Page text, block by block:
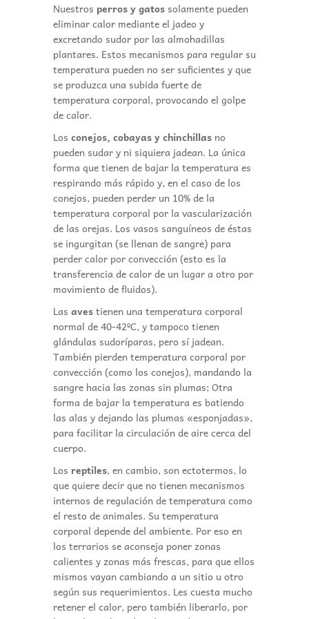
Nuestros perros y gatossolamente pueden
eliminar calor mediante el jadeo y
excretando sudor por las almohadillas
plantares. Estos mecanismos para regular su
temperatura pueden no ser suficientes y que
se produzca una subida fuerte de
temperatura corporal, provocando el golpe
de calor.
Los conejos, cobayas y chinchillasno
pueden sudar y ni siquiera jadean. La única
forma que tienen de bajar la temperatura es
respirando más rápido y, en el caso de los
conejos, pueden perder un 10% de la
temperatura corporal por la vascularización
de las orejas. Los vasos sanguíneos de éstas
se ingurgitan (se llenan de sangre) para
perder calor por convección (esto es la
transferencia de calor de un lugar a otro por
movimiento de fluidos).
Las avestienen una temperatura corporal
normal de 40-42ºC, y tampoco tienen
glándulas sudoríparas, pero sí jadean.
También pierden temperatura corporal por
convección (como los conejos), mandando la
sangre hacia las zonas sin plumas; Otra
forma de bajar la temperatura es batiendo
las alas y dejando las plumas «esponjadas»,
para facilitar la circulación de aire cerca del
cuerpo.
Los reptiles, en cambio, son ectotermos, lo
que quiere decir que no tienen mecanismos
internos de regulación de temperatura como
el resto de animales. Su temperatura
corporal depende del ambiente. Por eso en
los terrarios se aconseja poner zonas
calientes y zonas más frescas, para que ellos
mismos vayan cambiando a un sitio u otro
según sus requerimientos. Les cuesta mucho
retener el calor, pero también liberarlo, por